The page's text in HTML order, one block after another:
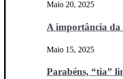
Maio 20, 2025
A importância
Maio 15, 2025
Parabéns, “tia”